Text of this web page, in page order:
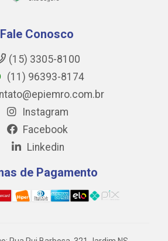
Fale Conosco
(15) 3305-8100
(11) 96393-8174
Instagram
Facebook
Linkedin
de Pagamento